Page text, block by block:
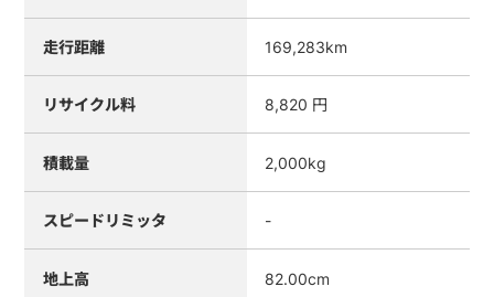
走行距離 169,283km
リサイクル料 8,820 円
積載量 2,000kg
スピードリミッタ -
地上高 82.00cm